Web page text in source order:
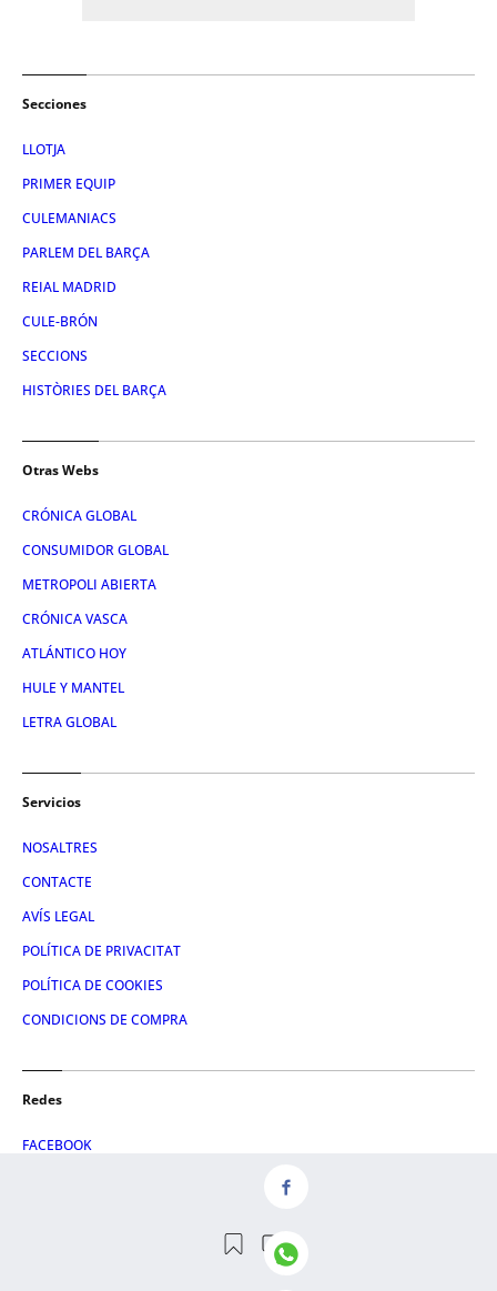
Secciones
LLOTJA
PRIMER EQUIP
CULEMANIACS
PARLEM DEL BARÇA
REIAL MADRID
CULE-BRÓN
SECCIONS
HISTÒRIES DEL BARÇA
Otras Webs
CRÓNICA GLOBAL
CONSUMIDOR GLOBAL
METROPOLI ABIERTA
CRÓNICA VASCA
ATLÁNTICO HOY
HULE Y MANTEL
LETRA GLOBAL
Servicios
NOSALTRES
CONTACTE
AVÍS LEGAL
POLÍTICA DE PRIVACITAT
POLÍTICA DE COOKIES
CONDICIONS DE COMPRA
Redes
FACEBOOK